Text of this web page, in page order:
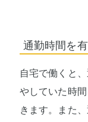
通勤時間を
自宅で働くと
やしていた時
きます。また